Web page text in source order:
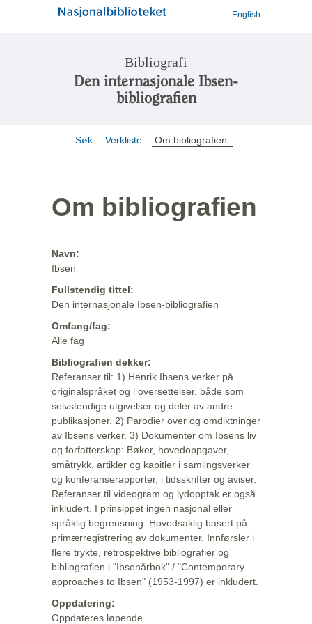
English
Bibliografi
Den internasjonale Ibsen-
bibliografien
Søk Verkliste Om bibliografien
Om bibliografien
Navn:
Ibsen
Fullstendig tittel:
Den internasjonale Ibsen-bibliografien
Omfang/fag:
Alle fag
Bibliografien dekker:
Referanser til: 1) Henrik Ibsens verker på
originalspråket og i oversettelser, både som
selvstendige utgivelser og deler av andre
publikasjoner. 2) Parodier over og omdiktninger
av Ibsens verker. 3) Dokumenter om Ibsens liv
og forfatterskap: Bøker, hovedoppgaver,
småtrykk, artikler og kapitler i samlingsverker
og konferanserapporter, i tidsskrifter og aviser.
Referanser til videogram og lydopptak er også
inkludert. I prinsippet ingen nasjonal eller
språklig begrensning. Hovedsaklig basert på
primærregistrering av dokumenter. Innførsler i
flere trykte, retrospektive bibliografier og
bibliografien i "Ibsenårbok" / "Contemporary
approaches to Ibsen" (1953-1997) er inkludert.
Oppdatering:
Oppdateres løpende